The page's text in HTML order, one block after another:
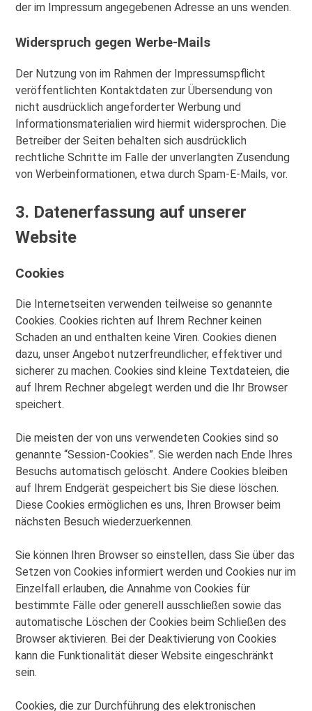
der im Impressum angegebenen Adresse an uns wenden.
Widerspruch gegen Werbe-Mails
Der Nutzung von im Rahmen der Impressumspflicht
veröffentlichten Kontaktdaten zur Übersendung von
nicht ausdrücklich angeforderter Werbung und
Informationsmaterialien wird hiermit widersprochen. Die
Betreiber der Seiten behalten sich ausdrücklich
rechtliche Schritte im Falle der unverlangten Zusendung
von Werbeinformationen, etwa durch Spam-E-Mails, vor.
3. Datenerfassung auf unserer
Website
Cookies
Die Internetseiten verwenden teilweise so genannte
Cookies. Cookies richten auf Ihrem Rechner keinen
Schaden an und enthalten keine Viren. Cookies dienen
dazu, unser Angebot nutzerfreundlicher, effektiver und
sicherer zu machen. Cookies sind kleine Textdateien, die
auf Ihrem Rechner abgelegt werden und die Ihr Browser
speichert.
Die meisten der von uns verwendeten Cookies sind so
genannte “Session-Cookies”. Sie werden nach Ende Ihres
Besuchs automatisch gelöscht. Andere Cookies bleiben
auf Ihrem Endgerät gespeichert bis Sie diese löschen.
Diese Cookies ermöglichen es uns, Ihren Browser beim
nächsten Besuch wiederzuerkennen.
Sie können Ihren Browser so einstellen, dass Sie über das
Setzen von Cookies informiert werden und Cookies nur im
Einzelfall erlauben, die Annahme von Cookies für
bestimmte Fälle oder generell ausschließen sowie das
automatische Löschen der Cookies beim Schließen des
Browser aktivieren. Bei der Deaktivierung von Cookies
kann die Funktionalität dieser Website eingeschränkt
sein.
Cookies, die zur Durchführung des elektronischen